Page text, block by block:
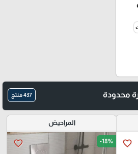
محدودة 437 منتج
favorite_border
المراحيض
favorite_border -18%